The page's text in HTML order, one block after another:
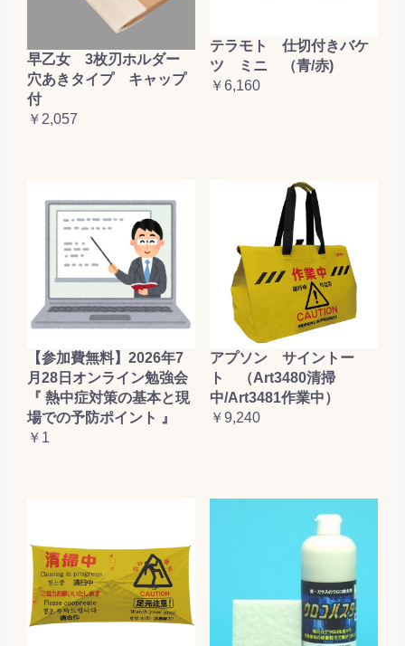
早乙女 3枚刃ホルダー
穴あきタイプ キャップ
付
￥2,057
テラモト 仕切付きバケ
ツ ミニ （青/赤)
￥6,160
【参加費無料】2026年7
月28日オンライン勉強会
『 熱中症対策の基本と現
場での予防ポイント 』
￥1
アプソン サイントー
ト （Art3480清掃
中/Art3481作業中）
￥9,240